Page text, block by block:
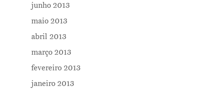
junho 2013
maio 2013
abril 2013
março 2013
fevereiro 2013
janeiro 2013